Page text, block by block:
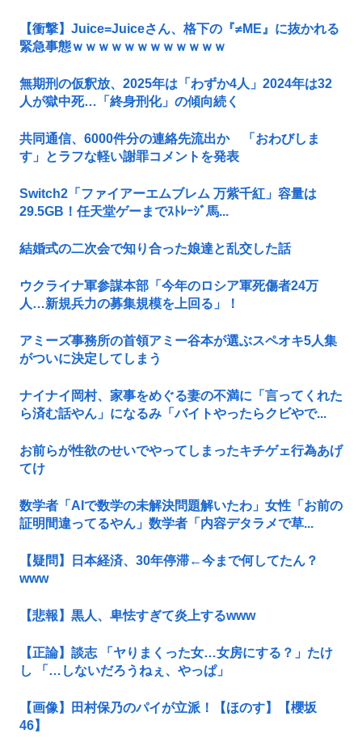
【衝撃】Juice=Juiceさん、格下の『≠ME』に抜かれる
緊急事態ｗｗｗｗｗｗｗｗｗｗｗｗ
無期刑の仮釈放、2025年は「わずか4人」2024年は32
人が獄中死…「終身刑化」の傾向続く
共同通信、6000件分の連絡先流出か 「おわびしま
す」とラフな軽い謝罪コメントを発表
Switch2「ファイアーエムブレム 万紫千紅」容量は
29.5GB！任天堂ゲーまでｽﾄﾚｰｼﾞ馬...
結婚式の二次会で知り合った娘達と乱交した話
ウクライナ軍参謀本部「今年のロシア軍死傷者24万
人…新規兵力の募集規模を上回る」！
アミーズ事務所の首領アミー谷本が選ぶスペオキ5人集
がついに決定してしまう
ナイナイ岡村、家事をめぐる妻の不満に「言ってくれた
ら済む話やん」になるみ「バイトやったらクビやで...
お前らが性欲のせいでやってしまったキチゲェ行為あげ
てけ
数学者「AIで数学の未解決問題解いたわ」女性「お前の
証明間違ってるやん」数学者「内容デタラメで草...
【疑問】日本経済、30年停滞←今まで何してたん？
www
【悲報】黒人、卑怯すぎて炎上するwww
【正論】談志 「ヤりまくった女…女房にする？」たけ
し 「…しないだろうねぇ、やっぱ」
【画像】田村保乃のパイが立派！【ほのす】【櫻坂
46】